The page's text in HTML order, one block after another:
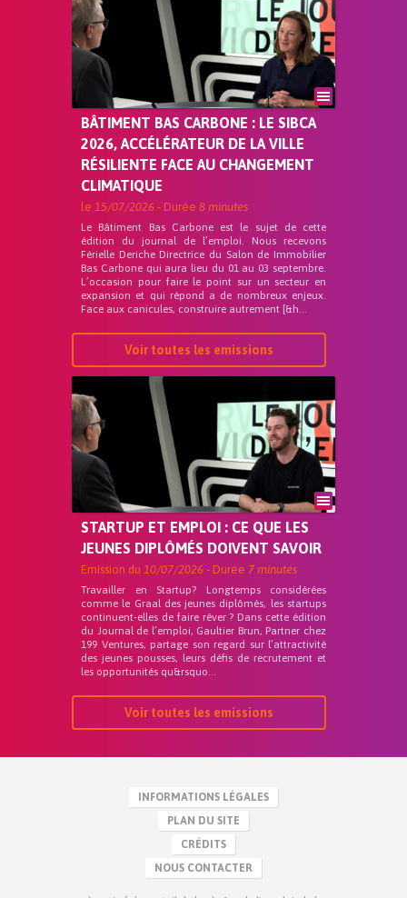
BÂTIMENT BAS CARBONE : LE SIBCA
2026, ACCÉLÉRATEUR DE LA VILLE
RÉSILIENTE FACE AU CHANGEMENT
CLIMATIQUE
le 15/07/2026 - Durée 8 minutes
Le Bâtiment Bas Carbone est le sujet de cette
édition du journal de l’emploi. Nous recevons
Férielle Deriche Directrice du Salon de Immobilier
Bas Carbone qui aura lieu du 01 au 03 septembre.
L’occasion pour faire le point sur un secteur en
expansion et qui répond a de nombreux enjeux.
Face aux canicules, construire autrement [&h...
Voir toutes les emissions
STARTUP ET EMPLOI : CE QUE LES
JEUNES DIPLÔMÉS DOIVENT SAVOIR
Emission du 10/07/2026 - Durée 7 minutes
Travailler en Startup? Longtemps considérées
comme le Graal des jeunes diplômés, les startups
continuent-elles de faire rêver ? Dans cette édition
du Journal de l’emploi, Gaultier Brun, Partner chez
199 Ventures, partage son regard sur l’attractivité
des jeunes pousses, leurs défis de recrutement et
les opportunités qu&rsquo...
Voir toutes les emissions
INFORMATIONS LÉGALES
PLAN DU SITE
CRÉDITS
NOUS CONTACTER